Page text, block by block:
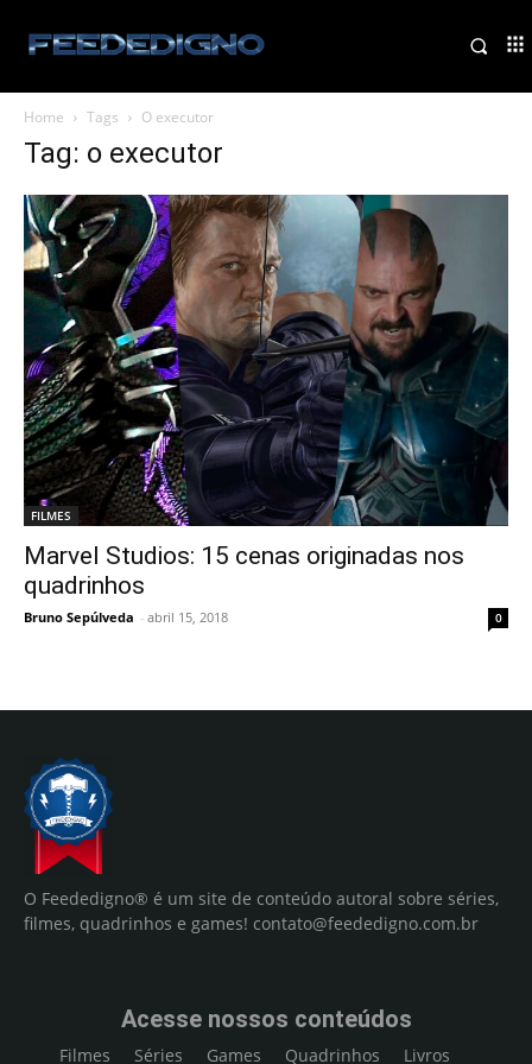
Home Tags O executor
Tag: o executor
FILMES
Marvel Studios: 15 cenas originadas nos
quadrinhos
Bruno Sepúlveda - abril 15, 2018 0
O Feededigno® é um site de conteúdo autoral sobre séries,
filmes, quadrinhos e games! contato@feededigno.com.br
Acesse nossos conteúdos
Filmes Séries Games Quadrinhos Livros